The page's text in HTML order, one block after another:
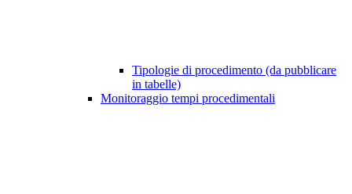
Tipologie di procedimento (da pubblicare
in tabelle)
Monitoraggio tempi procedimentali